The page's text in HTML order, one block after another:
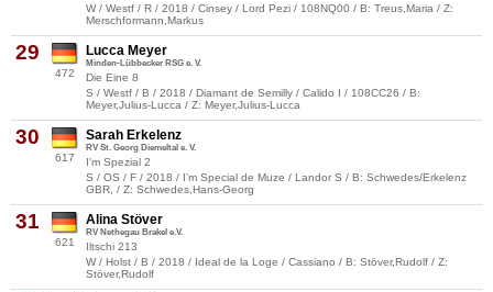
W / Westf / R / 2018 / Cinsey / Lord Pezi / 108NQ00 / B: Treus,Maria / Z:
Merschformann,Markus
29
472
Lucca Meyer
Minden-Lübbecker RSG e. V.
Die Eine 8
S / Westf / B / 2018 / Diamant de Semilly / Calido I / 108CC26 / B:
Meyer,Julius-Lucca / Z: Meyer,Julius-Lucca
30
617
Sarah Erkelenz
RV St. Georg Diemeltal e. V.
I'm Spezial 2
S / OS / F / 2018 / I'm Special de Muze / Landor S / B: Schwedes/Erkelenz
GBR, / Z: Schwedes,Hans-Georg
31
621
Alina Stöver
RV Nethegau Brakel e.V.
Iltschi 213
W / Holst / B / 2018 / Ideal de la Loge / Cassiano / B: Stöver,Rudolf / Z:
Stöver,Rudolf